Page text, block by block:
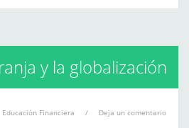
y la globalización
Educación Financiera / Deja un comentario